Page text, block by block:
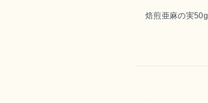
焙煎亜麻の実50g